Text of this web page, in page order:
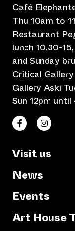
Café
Thu 10am to
Restaurant
lunch 10.30-
and Sunday
Critical Gallery
Gallery Aski
Sun 12pm until
Taiteen talo
(opens anTaiteen
(opens an
Visit us
News
Events
Art House